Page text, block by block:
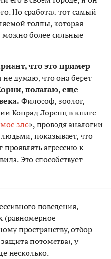
Но сработал тот самый
толпы, которая
можно более сильные
что это пример
не думаю, что она берет
полагаю, еще
Философ, зоолог,
Конрад Лоренц в книге
зло», проводя аналогии
показывает, что
агрессию к
Это способствует
поведения,
(равномерное
пространству, отбор
потомства), у
несколько.